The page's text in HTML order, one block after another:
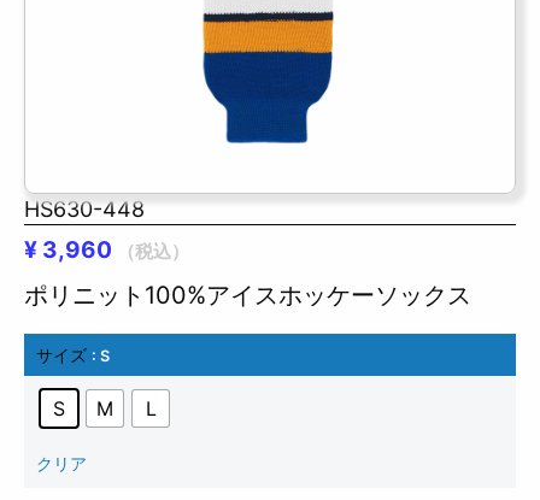
HS630-448
¥ 3,960 （税込）
ポリニット100%アイスホッケーソックス
サイズ : S
S M L
クリア